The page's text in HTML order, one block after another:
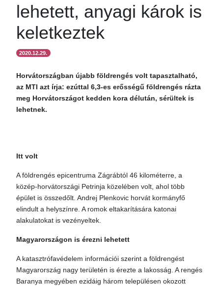
lehetett, anyagi károk is
keletkeztek
2020.12.29.
Horvátországban újabb földrengés volt tapasztalható,
az MTI azt írja: ezúttal 6,3-es erősségű földrengés rázta
meg Horvátországot kedden kora délután, sérültek is
lehetnek.
Itt volt
A földrengés epicentruma Zágrábtól 46 kilométerre, a
közép-horvátországi Petrinja közelében volt, ahol több
épület is összedőlt. Andrej Plenkovic horvát kormányfő
elindult a helyszínre. A romok eltakarítására katonai
alakulatokat is vezényeltek.
Magyarországon is érezni lehetett
A katasztrófavédelem információi szerint a földrengést
Magyarország nagy területén is érezte a lakosság. A rengés
Baranya megyében ezidáig három településen okozott